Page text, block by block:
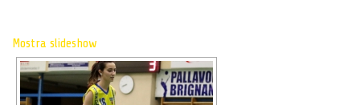
Mostra slideshow